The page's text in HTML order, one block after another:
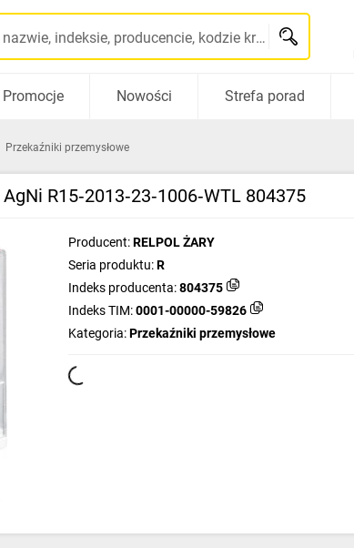
Szukaj po nazwie, indeksie, producencie, kodzie kreskowym...
Promocje Nowości Strefa porad
Przekaźniki przemysłowe
R15‑2013‑23‑1006‑WTL 804375
Producent:RELPOL ŻARY
Seria produktu:R
Indeks producenta:804375
Indeks TIM:0001-00000-59826
Kategoria:Przekaźniki przemysłowe